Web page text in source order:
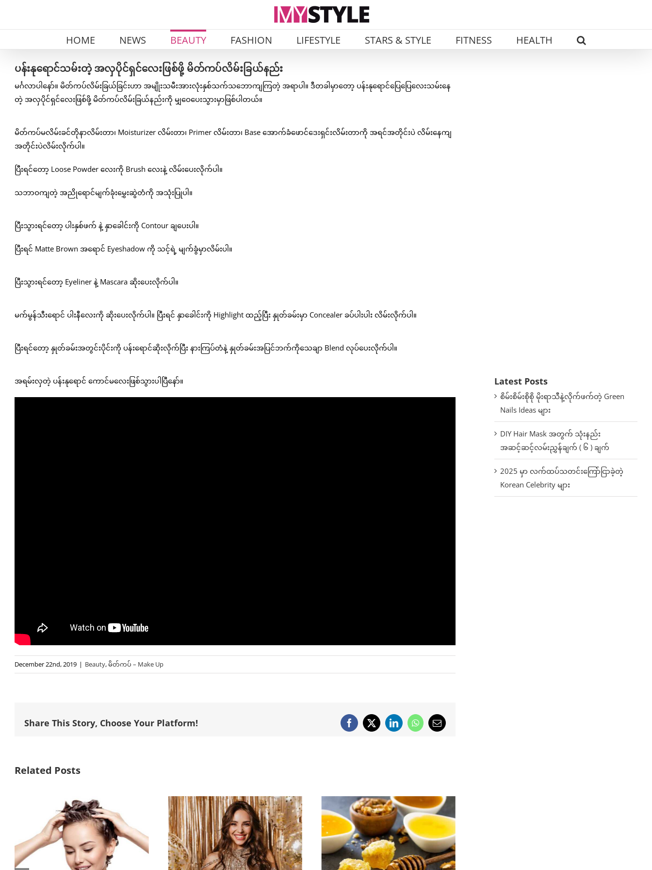
HOME NEWS BEAUTY FASHION LIFESTYLE STARS & STYLE FITNESS HEALTH
ပန်းနုရောင်သမ်းတဲ့ အလှပိုင်ရှင်လေးဖြစ်ဖို့ မိတ်ကပ်လိမ်းခြယ်နည်း
မင်္ဂလာပါနော်။ မိတ်ကပ်လိမ်းခြယ်ခြင်းဟာ အမျိုးသမီးအားလုံးနှစ်သက်သဘောကျကြတဲ့ အရာပါ။ ဒီတခါမှာတော့ ပန်းနုရောင်ပြေပြေလေးသမ်းနေ
တဲ့ အလှပိုင်ရှင်လေးဖြစ်ဖို့ မိတ်ကပ်လိမ်းခြယ်နည်းကို မျှဝေပေးသွားမှာဖြစ်ပါတယ်။
မိတ်ကပ်မလိမ်းခင်တိုနာလိမ်းတာ၊ Moisturizer လိမ်းတာ၊ Primer လိမ်းတာ၊ Base အောက်ခံဖောင်ဒေးရှင်းလိမ်းတာကို အရင်အတိုင်းပဲ လိမ်းနေကျ
အတိုင်းပဲလိမ်းလိုက်ပါ။
ပြီးရင်တော့ Loose Powder လေးကို Brush လေးနဲ့ လိမ်းပေးလိုက်ပါ။
သဘာဝကျတဲ့ အညိုရောင်မျက်ခုံးမွှေးဆွဲတံကို အသုံးပြုပါ။
ပြီးသွားရင်တော့ ပါးနှစ်ဖက် နဲ့ နှာခေါင်းကို Contour ချပေးပါ။
ပြီးရင် Matte Brown အရောင် Eyeshadow ကို သင့်ရဲ့ မျက်ခွံမှာလိမ်းပါ။
ပြီးသွားရင်တော့ Eyeliner နဲ့ Mascara ဆိုးပေးလိုက်ပါ။
မက်မွန်သီးရောင် ပါးနီလေးကို ဆိုးပေးလိုက်ပါ။ ပြီးရင် နှာခေါင်းကို Highlight ထည့်ပြီး နှုတ်ခမ်းမှာ Concealer ခပ်ပါးပါး လိမ်းလိုက်ပါ။
ပြီးရင်တော့ နှုတ်ခမ်းအတွင်းပိုင်းကို ပန်းရောင်ဆိုးလိုက်ပြီး နားကြပ်တံနဲ့ နှုတ်ခမ်းအပြင်ဘက်ကိုသေချာ Blend လုပ်ပေးလိုက်ပါ။
အရမ်းလှတဲ့ ပန်းနုရောင် ကောင်မလေးဖြစ်သွားပါပြီနော်။
December 22nd, 2019 | Beauty,မိတ်ကပ် – Make Up
Share This Story, Choose Your Platform! Facebook
X LinkedInWhatsApp
Email
Related Posts
Latest Posts
စိမ်းစိမ်းစိုစို မိုးရာသီနဲ့လိုက်ဖက်တဲ့ Green
Nails Ideas များ
DIY Hair Mask အတွက် သုံးနည်း
အဆင့်ဆင့်လမ်းညွှန်ချက် ( ၆ ) ချက်
2025 မှာ လက်ထပ်သတင်းကြော်ငြာခဲ့တဲ့
Korean Celebrity များ